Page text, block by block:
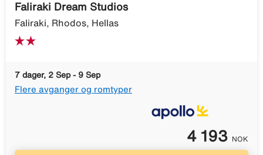
Faliraki Dream Studios
Faliraki, Rhodos, Hellas
7 dager, 2 Sep - 9 Sep
Flere avganger og romtyper
4 193 NOK